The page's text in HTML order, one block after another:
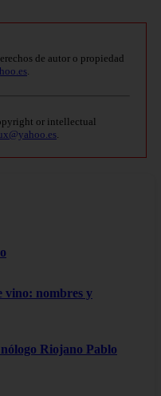
de autor o propiedad
or intellectual
vino: nombres y
Riojano Pablo